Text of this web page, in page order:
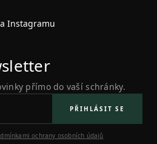
Instagramu
přímo do vaší schránky.
PŘIHLÁSIT SE
ochrany osobních údajů